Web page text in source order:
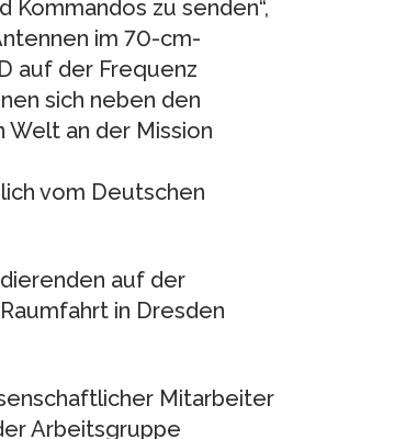
zu senden“,
im 70-cm-
auf der Frequenz
sich neben den
Welt an der Mission
vom Deutschen
auf der
in Dresden
Mitarbeiter
Arbeitsgruppe